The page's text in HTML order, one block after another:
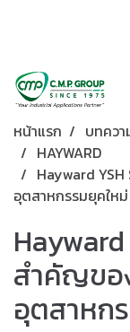
หน้าแรก บทคว
HAYWARD
Hayward
อุตสาหกรรมยุคใหม่
สำคัญขอ
อุตสาหก